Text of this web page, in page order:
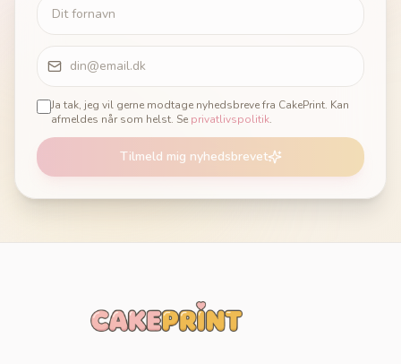
Ja tak, jeg vil gerne modtage nyhedsbreve fra CakePrint. Kan
afmeldes når som helst. Se privatlivspolitik.
Tilmeld mig nyhedsbrevet